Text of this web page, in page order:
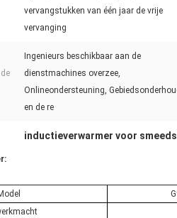
vervangstukken van één jaar de vrije
vervanging
Ingenieurs beschikbaar aan de
dienstmachines overzee,
Onlineondersteuning,
en de re
inductieverwarmer voor